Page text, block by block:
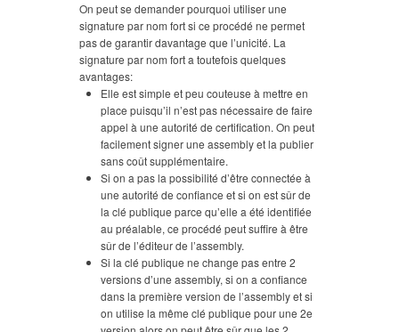
On peut se demander pourquoi utiliser une
signature par nom fort si ce procédé ne permet
pas de garantir davantage que l’unicité. La
signature par nom fort a toutefois quelques
avantages:
Elle est simple et peu couteuse à mettre en
place puisqu’il n’est pas nécessaire de faire
appel à une autorité de certification. On peut
facilement signer une assembly et la publier
sans coût supplémentaire.
Si on a pas la possibilité d’être connectée à
une autorité de confiance et si on est sûr de
la clé publique parce qu’elle a été identifiée
au préalable, ce procédé peut suffire à être
sûr de l’éditeur de l’assembly.
Si la clé publique ne change pas entre 2
versions d’une assembly, si on a confiance
dans la première version de l’assembly et si
on utilise la même clé publique pour une 2e